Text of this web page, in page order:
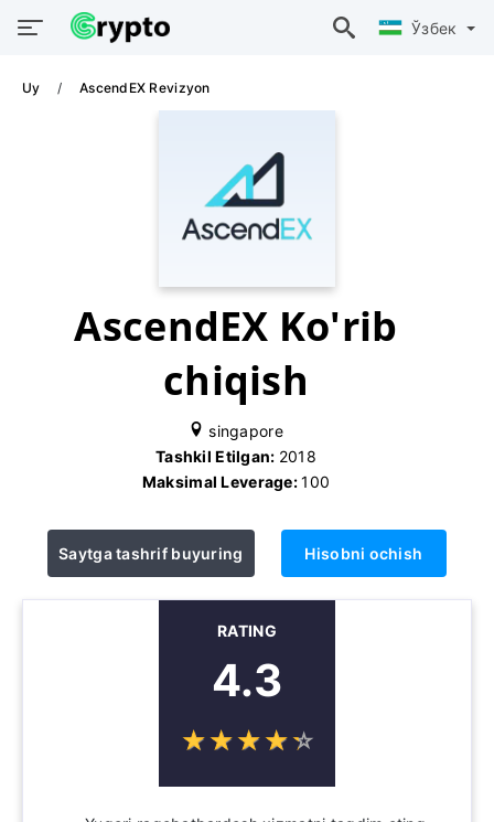
Ўзбек
Uy AscendEX Revizyon
AscendEX Ko'rib
chiqish
singapore
Tashkil Etilgan: 2018
Maksimal Leverage:100
Saytga tashrif buyuring Hisobni ochish
RATING
4.3
☆☆☆☆☆
★★★★★